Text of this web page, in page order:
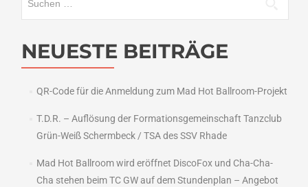
NEUESTE BEITRÄGE
QR-Code für die Anmeldung zum Mad Hot Ballroom-Projekt
T.D.R. – Auflösung der Formationsgemeinschaft Tanzclub
Grün-Weiß Schermbeck / TSA des SSV Rhade
Mad Hot Ballroom wird eröffnet DiscoFox und Cha-Cha-
Cha stehen beim TC GW auf dem Stundenplan – Angebot